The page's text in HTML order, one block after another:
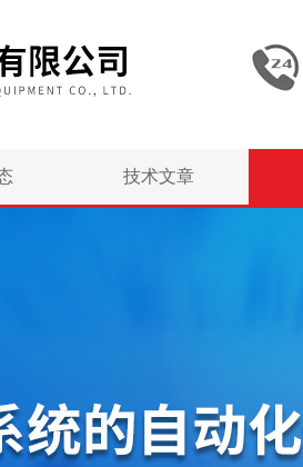
技术文章